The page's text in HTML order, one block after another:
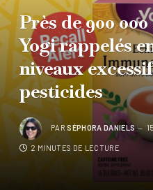
Près de 900
Yogi rappelés
niveaux
pesticides
PARSÉPHORA DANIELS
2 MINUTES DE LECTURE